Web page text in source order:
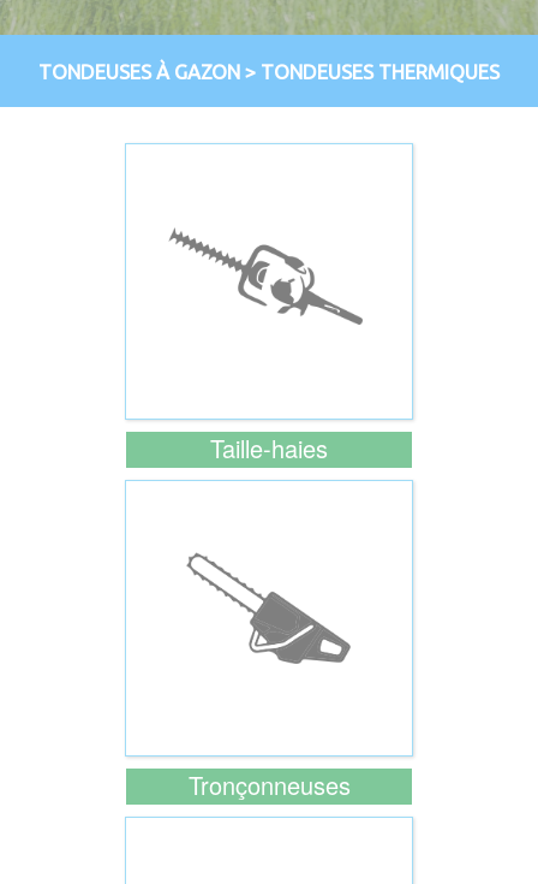
TONDEUSES À GAZON > TONDEUSES THERMIQUES
Taille-haies
Tronçonneuses